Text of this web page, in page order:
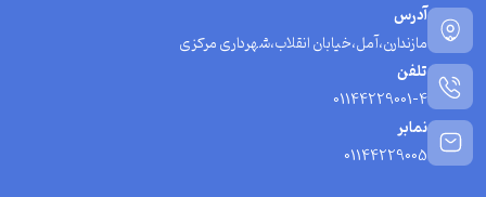
آدرس
مازندارن،آمل،خیابان انقلاب،شهرداری مرکزی
تلفن
01144229001-4
نمابر
01144229005